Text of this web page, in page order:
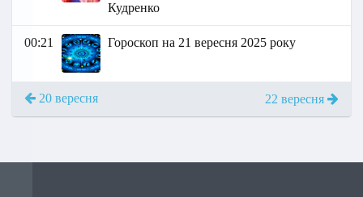
Кудренко
00:21 Гороскоп на 21 вересня 2025 року
20 вересня 22 вересня